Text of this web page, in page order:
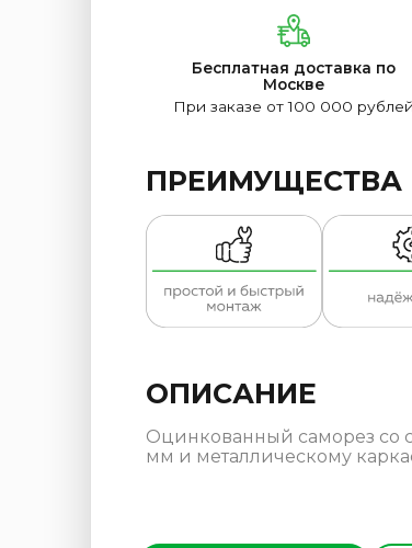
Бесплатная доставка по
Москве
При заказе от 100 000 рублей
ПРЕИМУЩЕСТВА
ОПИСАНИЕ
Оцинкованный саморез со
мм и металлическому